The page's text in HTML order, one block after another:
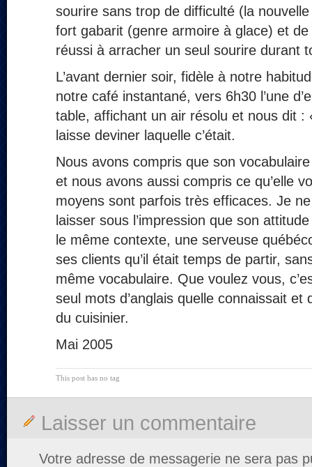
sourire sans trop de difficulté (la nouvelle
fort gabarit (genre armoire à glace) et de
réussi à arracher un seul sourire durant
L’avant dernier soir, fidèle à notre
notre café instantané, vers 6h30 l’une
table, affichant un air résolu et nous dit :
laisse deviner laquelle c’était.
Nous avons compris que son
et nous avons aussi compris ce qu’elle
moyens sont parfois très efficaces. Je
laisser sous l’impression que son
le même contexte, une serveuse
ses clients qu’il était temps de partir,
même vocabulaire. Que voulez vous,
seul mots d’anglais quelle connaissait et
du cuisinier.
Mai 2005
This post has no tag
Laisser un commentaire
Votre adresse de messagerie ne sera pas